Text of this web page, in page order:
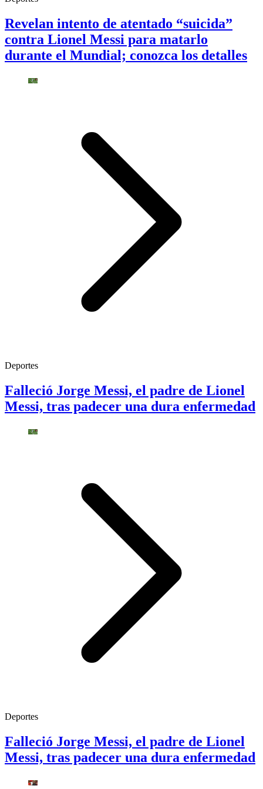
Revelan intento de atentado “suicida”
contra Lionel Messi para matarlo
durante el Mundial; conozca los detalles
Deportes
Falleció Jorge Messi, el padre de Lionel
Messi, tras padecer una dura enfermedad
Deportes
Falleció Jorge Messi, el padre de Lionel
Messi, tras padecer una dura enfermedad